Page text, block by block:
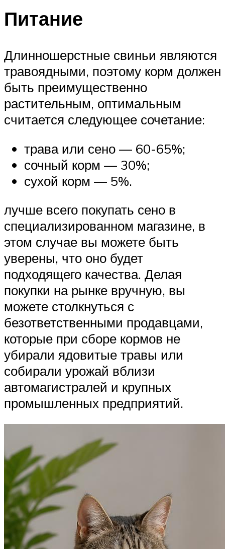
Питание
Длинношерстные свиньи являются
травоядными, поэтому корм должен
быть преимущественно
растительным, оптимальным
считается следующее сочетание:
трава или сено — 60-65%;
сочный корм — 30%;
сухой корм — 5%.
лучше всего покупать сено в
специализированном магазине, в
этом случае вы можете быть
уверены, что оно будет
подходящего качества. Делая
покупки на рынке вручную, вы
можете столкнуться с
безответственными продавцами,
которые при сборе кормов не
убирали ядовитые травы или
собирали урожай вблизи
автомагистралей и крупных
промышленных предприятий.